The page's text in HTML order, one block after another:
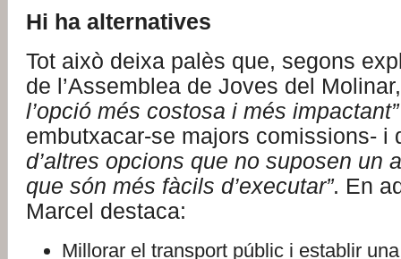
Hi ha alternatives
Tot això deixa palès que, segons
de l’Assemblea de Joves del
l’opció més costosa i més impactant”
embutxacar-se majors comissions- i
d’altres opcions que no suposen un
que són més fàcils d’executar”. En
Marcel destaca:
Millorar el transport públic i establir